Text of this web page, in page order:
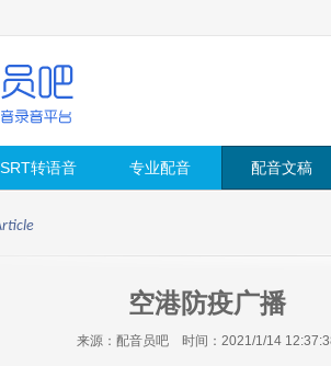
SRT转语音 专业配音 配音文稿
空港防疫广播
来源：配音员吧 时间：2021/1/14